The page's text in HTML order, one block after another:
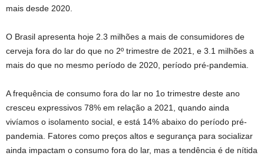
mais desde 2020.
O Brasil apresenta hoje 2.3 milhões a mais de consumidores de
cerveja fora do lar do que no 2º trimestre de 2021, e 3.1 milhões a
mais do que no mesmo período de 2020, período pré-pandemia.
A frequência de consumo fora do lar no 1o trimestre deste ano
cresceu expressivos 78% em relação a 2021, quando ainda
vivíamos o isolamento social, e está 14% abaixo do período pré-
pandemia. Fatores como preços altos e segurança para socializar
ainda impactam o consumo fora do lar, mas a tendência é de nítida